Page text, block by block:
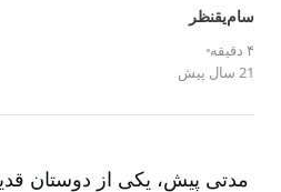
سام‌یقنظر
۴ دقیقه
21 سال پیش
مدتی پیش‌، یکی از دوستان